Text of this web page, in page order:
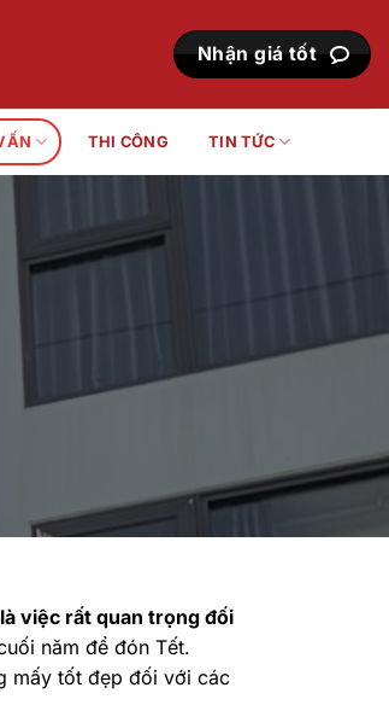
Nhận giá tốt
THI CÔNG TIN TỨC
việc rất quan trọng đối
năm để đón Tết.
mấy tốt đẹp đối với các